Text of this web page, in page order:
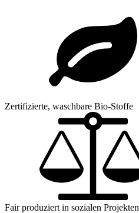
Zertifizierte, waschbare Bio-Stoffe
Fair produziert in sozialen Projekten